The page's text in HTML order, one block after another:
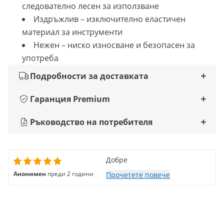
следователно лесен за използване
Издръжлив – изключително еластичен
материал за инструменти
Нежен – ниско износване и безопасен за
употреба
Подробности за доставката
Гаранция Premium
Ръководство на потребителя
Анонимен преди 2 години
Добре
Прочетете повече